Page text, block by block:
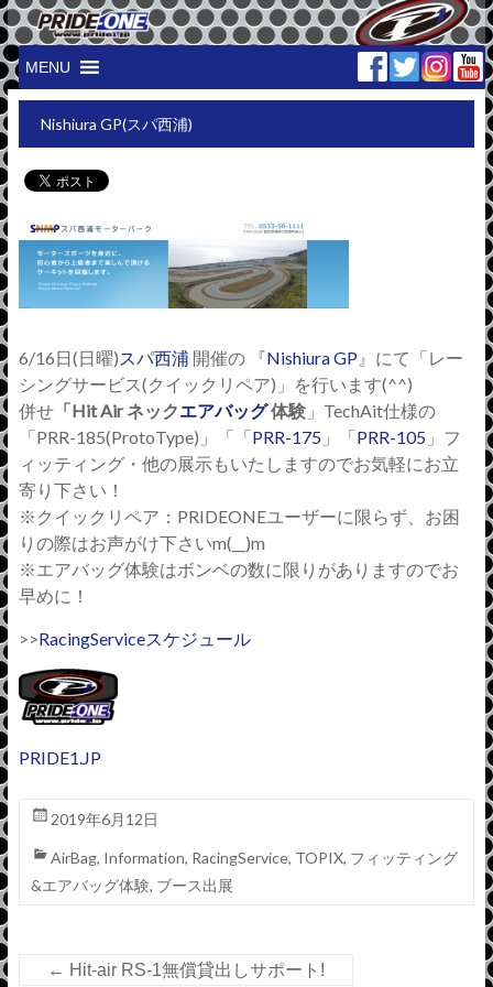
MENU
Nishiura GP(スパ西浦)
6/16日(日曜)スパ西浦 開催の 『Nishiura GP』にて「レー
シングサービス(クイックリペア)」を行います(^^)
併せ「Hit Air ネック エアバッグ体験」TechAit仕様の
「PRR-185(ProtoType)」「「PRR-175」「PRR-105」フ
ィッティング・他の展示もいたしますのでお気軽にお立
寄り下さい！
※クイックリペア：PRIDEONEユーザーに限らず、お困
りの際はお声がけ下さいm(__)m
※エアバッグ体験はボンベの数に限りがありますのでお
早めに！
>>RacingServiceスケジュール
PRIDE1.JP
2019年6月12日
AirBag, Information, RacingService, TOPIX, フィッティング
&エアバッグ体験, ブース出展
← Hit-air RS-1無償貸出しサポート!